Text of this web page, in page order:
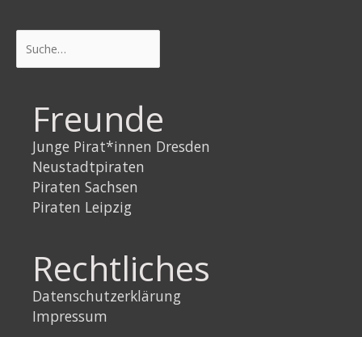
Freunde
Junge Pirat*innen Dresden
Neustadtpiraten
Piraten Sachsen
Piraten Leipzig
Rechtliches
Datenschutzerklärung
Impressum